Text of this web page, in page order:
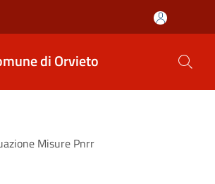
di Orvieto
Misure Pnrr